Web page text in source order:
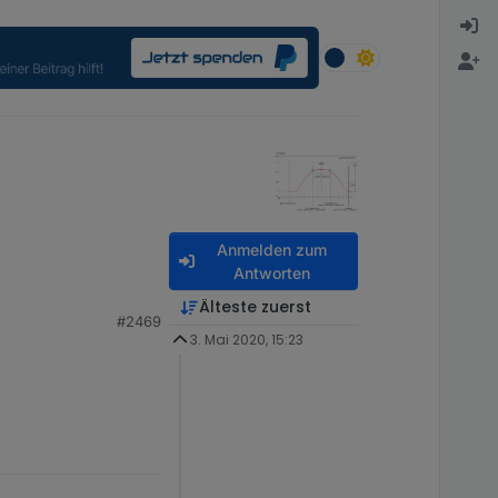
in Ordnung, wenn
#2469
Anmelden zum
Antworten
Älteste zuerst
3. Mai 2020, 15:23